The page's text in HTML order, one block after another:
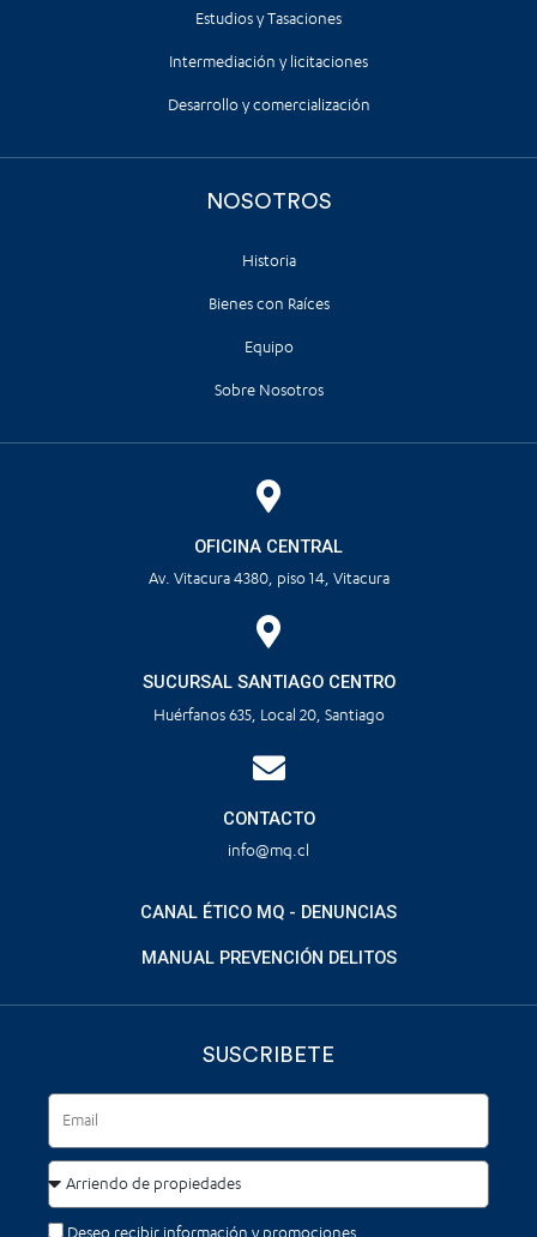
Estudios y Tasaciones
Intermediación y licitaciones
Desarrollo y comercialización
NOSOTROS
Historia
Bienes con Raíces
Equipo
Sobre Nosotros
OFICINA CENTRAL
Av. Vitacura 4380, piso 14, Vitacura
SUCURSAL SANTIAGO CENTRO
Huérfanos 635, Local 20, Santiago
CONTACTO
info@mq.cl
CANAL ÉTICO MQ - DENUNCIAS
MANUAL PREVENCIÓN DELITOS
SUSCRIBETE
Deseo recibir información y promociones.